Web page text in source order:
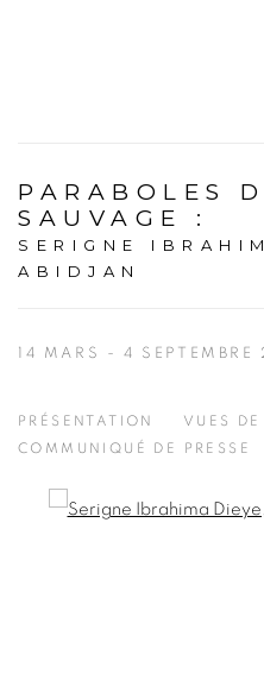
PARABOLES
SAUVAGE :
SERIGNE
ABIDJAN
14 MARS - 4
PRÉSENTATION
VUES
COMMUNIQUÉ DE PRESSE
Open a larger version of the